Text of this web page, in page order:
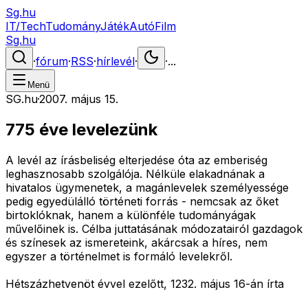
Sg.hu
IT/TechTudományJátékAutóFilm
Sg.hu
·fórum·RSS·hírlevél· ·...
Menü
SG.hu·2007. május 15.
775 éve levelezünk
A levél az írásbeliség elterjedése óta az emberiség
leghasznosabb szolgálója. Nélküle elakadnának a
hivatalos ügymenetek, a magánlevelek személyessége
pedig egyedülálló történeti forrás - nemcsak az őket
birtoklóknak, hanem a különféle tudományágak
művelőinek is. Célba juttatásának módozatairól gazdagok
és színesek az ismereteink, akárcsak a híres, nem
egyszer a történelmet is formáló levelekről.
Hétszázhetvenöt évvel ezelőtt, 1232. május 16-án írta